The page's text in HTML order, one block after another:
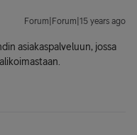
Forum|Forum|15 years ago
asiakaspalveluun, jossa